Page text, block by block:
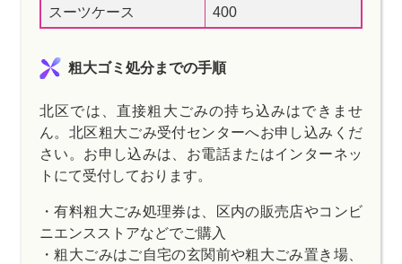
スーツケース
400
粗大ゴミ処分までの手順
北区では、直接粗大ごみの持ち込みはできませ
ん。北区粗大ごみ受付センターへお申し込みくだ
さい。お申し込みは、お電話またはインターネッ
トにて受付しております。
・有料粗大ごみ処理券は、区内の販売店やコンビ
ニエンスストアなどでご購入
・粗大ごみはご自宅の玄関前や粗大ごみ置き場、